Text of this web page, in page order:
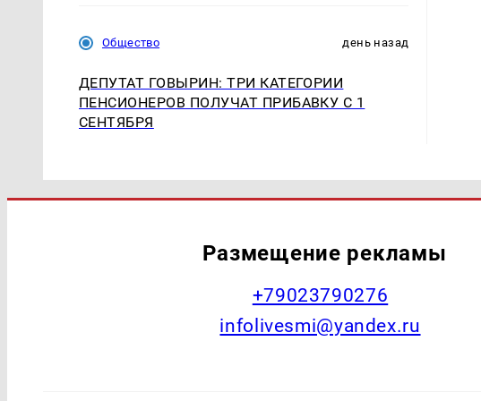
Общество день назад
ДЕПУТАТ ГОВЫРИН: ТРИ КАТЕГОРИИ
ПЕНСИОНЕРОВ ПОЛУЧАТ ПРИБАВКУ С 1
СЕНТЯБРЯ
Размещение рекламы
+79023790276
infolivesmi@yandex.ru